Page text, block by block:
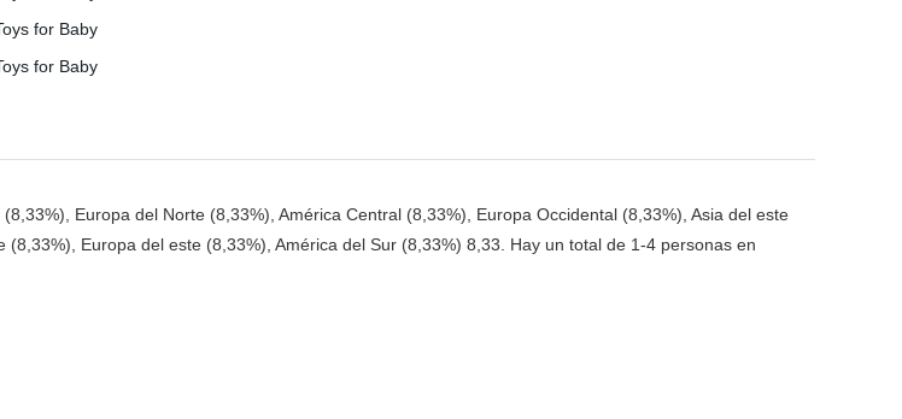
Europa del Norte (8,33%), América Central (8,33%), Europa Occidental (8,33%), Asia del este
Europa del este (8,33%), América del Sur (8,33%) 8,33. Hay un total de 1-4 personas en